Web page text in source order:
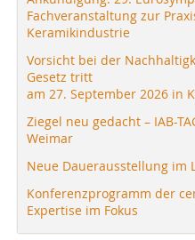
Fachveranstaltung zur
Keramikindustrie
Vorsicht bei der
Gesetz tritt
am 27. September 2026 in
Ziegel neu gedacht – IAB-
Weimar
Neue Dauerausstellung im
Konferenzprogramm der
Expertise im Fokus